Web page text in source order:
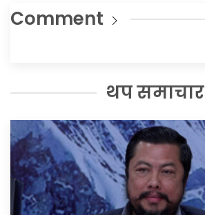
Comment
थप समाचार